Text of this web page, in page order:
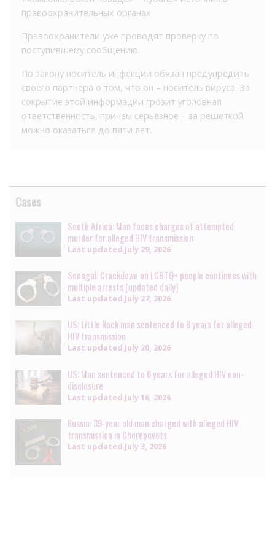
правоохранительных органах.
Правоохранители уже проводят проверку по
поступившему сообщению.
По закону носитель инфекции обязан предупредить
своего партнера о том, что он – носитель вируса. За
сокрытие этой информации грозит уголовная
ответственность, причем серьезное – за решеткой
можно оказаться до пяти лет.
Cases
South Africa: Man faces charges of attempted
murder for alleged HIV transmission
Last updated July 29, 2026
Senegal: Crackdown on LGBTQ+ people continues with
multiple arrests [updated daily]
Last updated July 27, 2026
US: Little Rock man sentenced to 8 years for alleged
HIV transmission
Last updated July 20, 2026
US: Man sentenced to 6 years for alleged HIV non-
disclosure
Last updated July 16, 2026
Russia: 39-year old man charged with alleged HIV
transmission in Cherepovets
Last updated July 3, 2026